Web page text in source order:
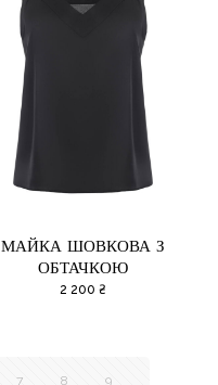
МАЙКА ШОВКОВА З
ОБТАЧКОЮ
2 200 ₴
7 8 9